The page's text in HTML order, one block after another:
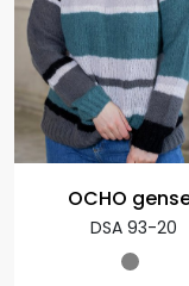
OCHO
DSA 93-20